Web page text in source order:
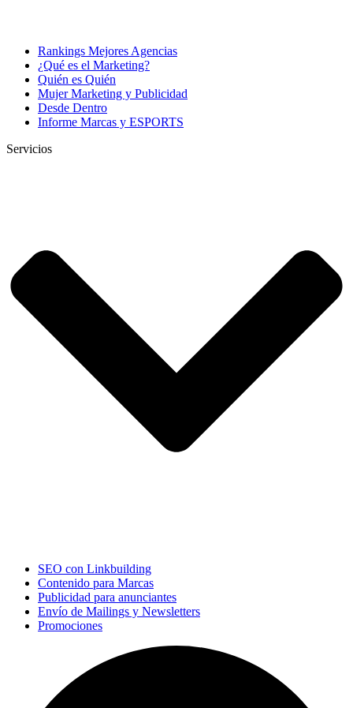
Rankings Mejores Agencias
¿Qué es el Marketing?
Quién es Quién
Mujer Marketing y Publicidad
Desde Dentro
Informe Marcas y ESPORTS
Servicios
SEO con Linkbuilding
Contenido para Marcas
Publicidad para anunciantes
Envío de Mailings y Newsletters
Promociones